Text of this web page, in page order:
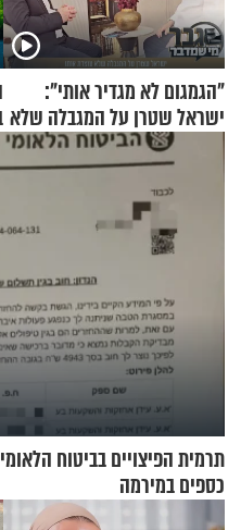
"הגמגום לא מגדיר אותי":
ישראל שטרן על המגבלה שלא
עוצרת אותו
תרמית הפיצויים בביטוח
כספים במירמה